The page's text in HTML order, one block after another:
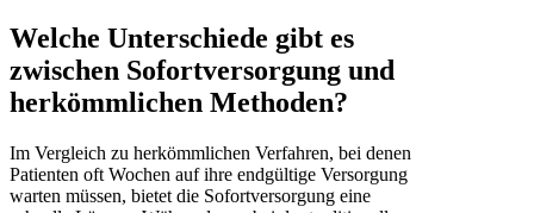
Welche Unterschiede gibt es
zwischen Sofortversorgung und
herkömmlichen Methoden?
Im Vergleich zu herkömmlichen Verfahren, bei denen
Patienten oft Wochen auf ihre endgültige Versorgung
warten müssen, bietet die Sofortversorgung eine